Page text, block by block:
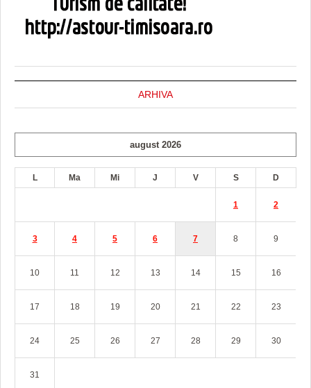
ARHIVA
august 2026
L Ma Mi J V S D
1 2
3 4 5 6 7 8 9
10 11 12 13 14 15 16
17 18 19 20 21 22 23
24 25 26 27 28 29 30
31